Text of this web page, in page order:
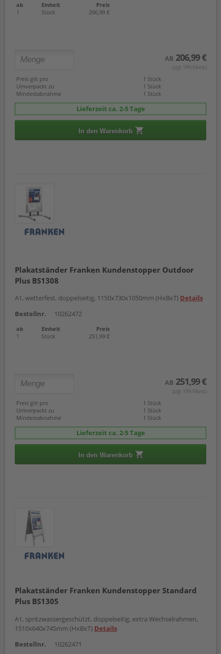
ab Einheit
Preis
1
Stück 206,99 €
AB 206,99 €
(zzgl. 19% Mwst.)
Preis gilt pro
1 Stück
Umverpackt zu
1 Stück
Mindestabnahme
1 Stück
Lieferzeit ca. 2-5 Tage
In den Warenkorb
Plakatständer Franken Kundenstopper Outdoor
Plus BS1308
A1, wetterfest, doppelseitig, 1150x730x1050mm (HxBxT) Details
Bestellnr.
10262472
ab Einheit
Preis
1
Stück 251,99 €
AB 251,99 €
(zzgl. 19% Mwst.)
Preis gilt pro
1 Stück
Umverpackt zu
1 Stück
Mindestabnahme
1 Stück
Lieferzeit ca. 2-5 Tage
In den Warenkorb
Plakatständer Franken Kundenstopper Standard
Plus BS1305
A1, spritzwassergeschützt, doppelseitig, extra Wechselrahmen,
1510x640x745mm (HxBxT) Details
Bestellnr.
10262471